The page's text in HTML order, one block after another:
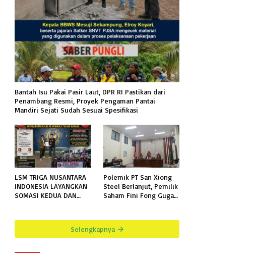
Bantah Isu Pakai Pasir Laut, DPR RI Pastikan dari
Penambang Resmi, Proyek Pengaman Pantai
Mandiri Sejati Sudah Sesuai Spesifikasi
LSM TRIGA NUSANTARA
INDONESIA LAYANGKAN
SOMASI KEDUA DAN
MENGGALA TERKAIT
Polemik PT San Xiong
Steel Berlanjut, Pemilik
Saham Fini Fong Gugat
Selengkapnya